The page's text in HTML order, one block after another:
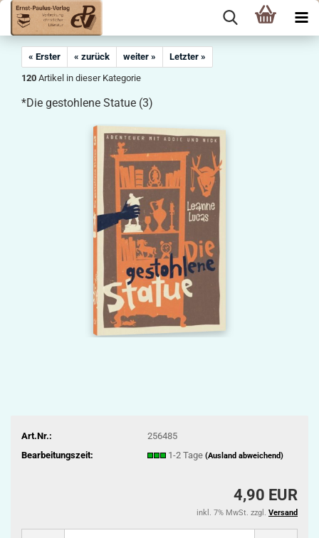
« Erster « zurück weiter »
Letzter »
120 Artikel in dieser Kategorie
*Die gestohlene Statue (3)
Art.Nr.:
256485
Bearbeitungszeit:
1-2 Tage (Ausland abweichend)
4,90 EUR
inkl. 7% MwSt. zzgl. Versand